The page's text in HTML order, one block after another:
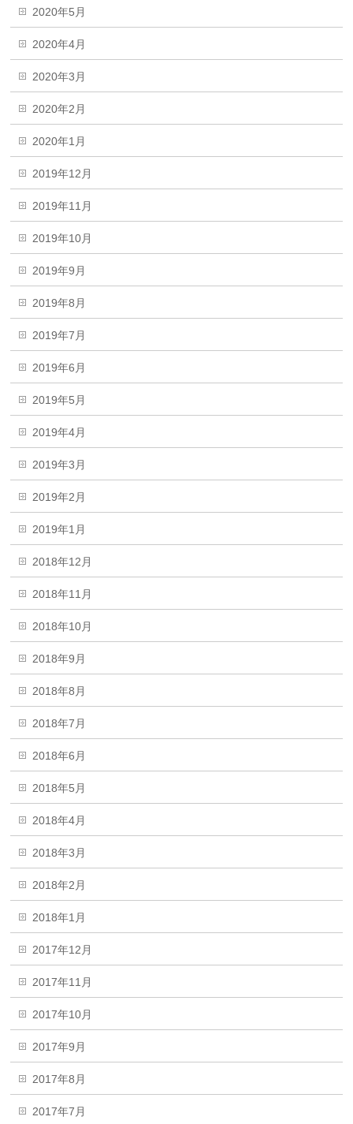
2020年5月
2020年4月
2020年3月
2020年2月
2020年1月
2019年12月
2019年11月
2019年10月
2019年9月
2019年8月
2019年7月
2019年6月
2019年5月
2019年4月
2019年3月
2019年2月
2019年1月
2018年12月
2018年11月
2018年10月
2018年9月
2018年8月
2018年7月
2018年6月
2018年5月
2018年4月
2018年3月
2018年2月
2018年1月
2017年12月
2017年11月
2017年10月
2017年9月
2017年8月
2017年7月